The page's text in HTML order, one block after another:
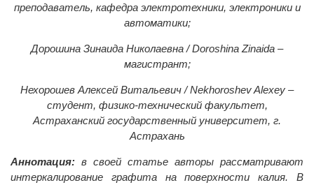
преподаватель, кафедра электротехники, электроники и
автоматики;
Дорошина Зинаида Николаевна / Doroshina Zinaida –
магистрант;
Нехорошев Алексей Витальевич / Nekhoroshev Alexey –
студент, физико-технический факультет,
Астраханский государственный университет, г.
Астрахань
Аннотация: в своей статье авторы рассматривают
интеркалирование графита на поверхности калия. В